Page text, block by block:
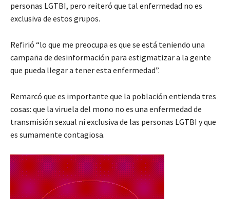
personas LGTBI, pero reiteró que tal enfermedad no es
exclusiva de estos grupos.
Refirió “lo que me preocupa es que se está teniendo una
campaña de desinformación para estigmatizar a la gente
que pueda llegar a tener esta enfermedad”.
Remarcó que es importante que la población entienda tres
cosas: que la viruela del mono no es una enfermedad de
transmisión sexual ni exclusiva de las personas LGTBI y que
es sumamente contagiosa.